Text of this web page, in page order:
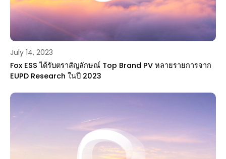
July 14, 2023
Fox ESS ได้รับตราสัญลักษณ์ Top Brand PV หลายรายการจาก
EUPD Research ในปี 2023